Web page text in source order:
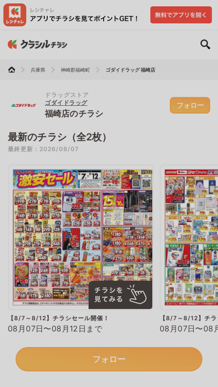
兵庫県 神崎郡福崎町 ゴダイドラッグ 福崎店
ドラッグストア
ゴダイドラッグ
福崎店のチラシ
フォロー
最新のチラシ（全2枚）
最終更新：2026/08/07
【8/7～8/12】チラシセール開催！
08月07日〜08月12日まで
【8/7～8/12】チ
08月07日〜08
フォロー